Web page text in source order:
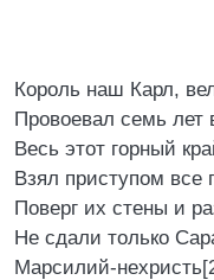
Король наш Карл,
Провоевал семь лет
Весь этот горный
Взял приступом все
Поверг их стены и
Не сдали только
Марсилий-